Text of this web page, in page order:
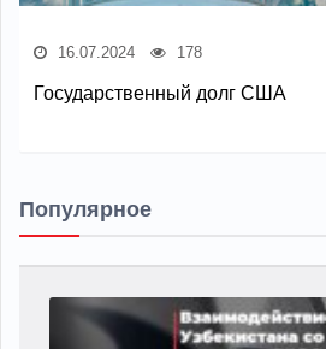
16.07.2024 178
Государственный долг США
Популярное